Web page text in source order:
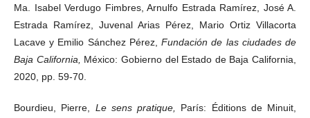
Ma. Isabel Verdugo Fimbres, Arnulfo Estrada Ramírez, José A.
Estrada Ramírez, Juvenal Arias Pérez, Mario Ortiz Villacorta
Lacave y Emilio Sánchez Pérez,Fundación de las ciudades de
Baja California, México: Gobierno del Estado de Baja California,
2020, pp. 59-70.
Bourdieu, Pierre, Le sens pratique, París: Éditions de Minuit,